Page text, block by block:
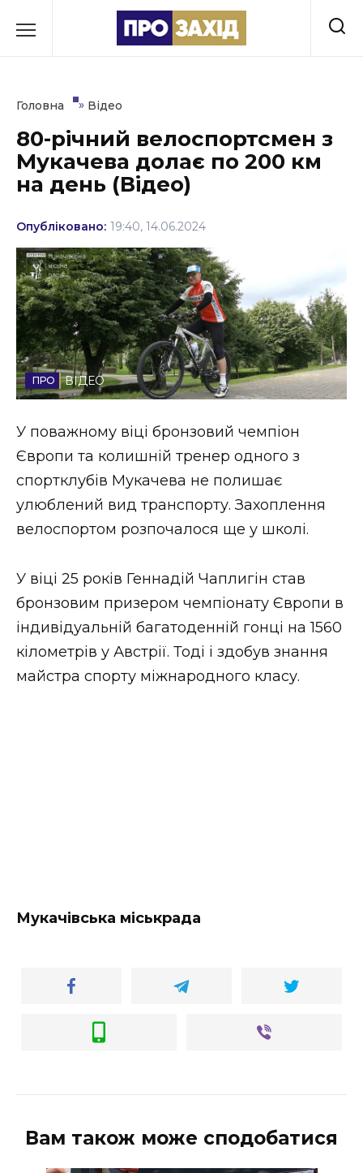
до
Культура
Освіта
Події
Політика
Соціум
Спорт
Стиль життя
Втрачений Ужгород (відеоверсія)
ЗАКАРПАТСЬКІ НОВИНИ
НОВИНИ ЗАХІДНОЇ УКРАЇНИ
ФОТО
Головна » Відео
80-річний велоспортсмен з
Мукачева долає по 200 км
на день (Відео)
Опубліковано: 19:40, 14.06.2024
ВІДЕО
У поважному віці бронзовий чемпіон
Європи та колишній тренер одного з
спортклубів Мукачева не полишає
улюблений вид транспорту. Захоплення
велоспортом розпочалося ще у школі.
У віці 25 років Геннадій Чаплигін став
бронзовим призером чемпіонату Європи в
індивідуальній багатоденній гонці на 1560
кілометрів у Австрії. Тоді і здобув знання
майстра спорту міжнародного класу.
Мукачівська міськрада
Вам також може сподобатися